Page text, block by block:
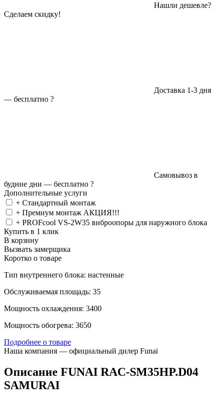
Нашли дешевле?
Сделаем скидку!
Доставка 1-3 дня
— бесплатно ?
Самовывоз в
будние дни — бесплатно ?
Дополнительные услуги
+ Стандартный монтаж
+ Премиум монтаж АКЦИЯ!!!
+ PROFcool VS-2W35 виброопоры для наружного блока
Купить в 1 клик
В корзину
Вызвать замерщика
Коротко о товаре
Тип внутреннего блока: настенные
Обслуживаемая площадь: 35
Мощность охлаждения: 3400
Мощность обогрева: 3650
Подробнее о товаре
Наша компания — официальный дилер Funai
Описание FUNAI RAC-SM35HP.D04
SAMURAI